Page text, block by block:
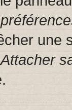
une
Attacher